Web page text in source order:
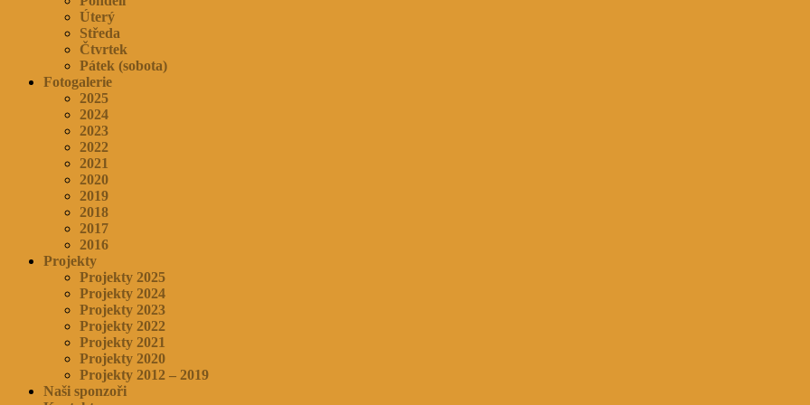
Úterý
Středa
Čtvrtek
Pátek (sobota)
Fotogalerie
2025
2024
2023
2022
2021
2020
2019
2018
2017
2016
Projekty
Projekty 2025
Projekty 2024
Projekty 2023
Projekty 2022
Projekty 2021
Projekty 2020
Projekty 2012 – 2019
Naši sponzoři